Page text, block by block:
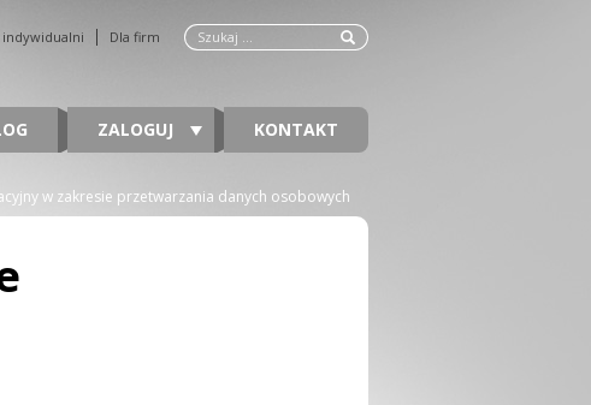
indywidualni Dla firm
ZALOGUJ KONTAKT
w zakresie przetwarzania danych osobowych